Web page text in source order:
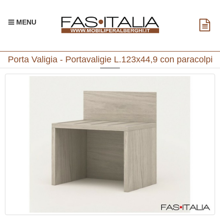
MENU
Porta Valigia - Portavaligie L.123x44,9 con paracolpi